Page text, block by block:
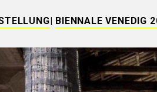
| BIENNALE VENEDIG